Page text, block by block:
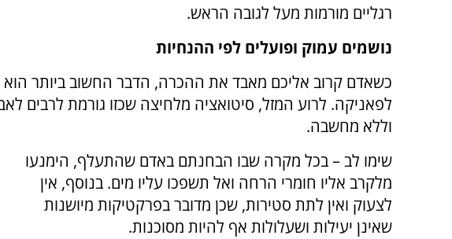
רגליים מורמות מעל לגובה הראש.
נושמים עמוק ופועלים לפי ההנחיות
כשאדם קרוב אליכם מאבד את ההכרה, הדבר החשוב ביותר
לפאניקה. לרוע המזל, סיטואציה מלחיצה שכזו גורמת לרבים
וללא מחשבה.
שימו לב – בכל מקרה שבו הבחנתם באדם שהתעלף, הימנעו
מלקרב אליו חומרי הרחה ואל תשפכו עליו מים. בנוסף, אין
לצעוק ואין לתת סטירות, שכן מדובר בפרקטיקות מיושנות
שאינן יעילות ושעלולות אף להיות מסוכנות.